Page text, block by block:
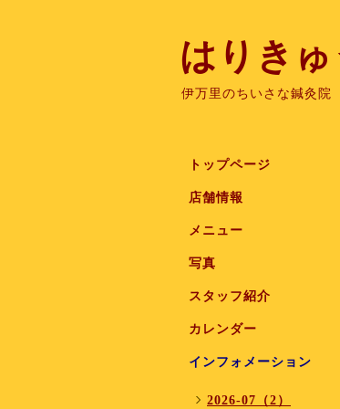
はりき
伊万里のちいさな鍼灸院
トップページ
店舗情報
メニュー
写真
スタッフ紹介
カレンダー
インフォメーション
2026-07（2）